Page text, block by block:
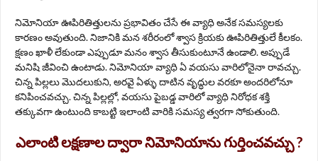
నిమోనియా ఊపిరితిత్తులను ప్రభావితం చేసే ఈ వ్యాధి అనేక సమస్యలకు
కారణం అవుతుంది. నిజానికి మన శరీరంలో శ్వాస క్రియకు ఊపిరితిత్తులే కీలకం.
క్షణం ఖాళీ లేకుండా ఎప్పుడూ మనం శ్వాస తీసుకుంటూనే ఉండాలి. అప్పుడే
మనిషి జీవించి ఉంటాడు. నిమోనియా వ్యాధి ఏ వయసు వారిలోనైనా రావచ్చు.
చిన్న పిల్లలు మొదలుకుని, అరవై ఏళ్ళు దాటిన వృద్ధుల వరకూ అందరిలోనూ
కనిపించవచ్చు. చిన్న పిల్లల్లో, వయసు పైబడ్డ వారిలో వ్యాధి నిరోధక శక్తి
తక్కువగా ఉంటుంది కాబట్టి ఇలాంటి వారికి సమస్య త్వరగా సోకుతుంది.
ఎలాంటి లక్షణాల ద్వారా నిమోనియాను గుర్తించవచ్చు ?